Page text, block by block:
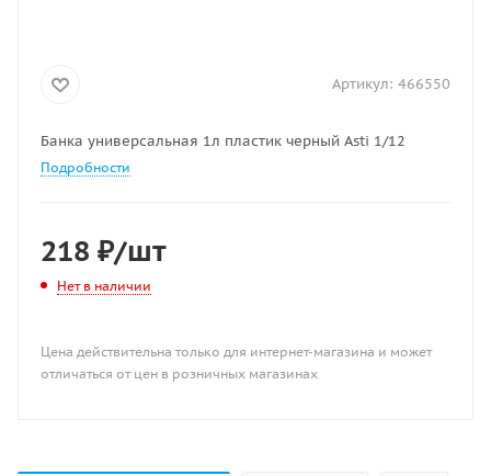
Артикул: 466550
Банка универсальная 1л пластик черный Asti 1/12
Подробности
218 ₽/шт
Нет в наличии
Цена действительна только для интернет-магазина и может
отличаться от цен в розничных магазинах